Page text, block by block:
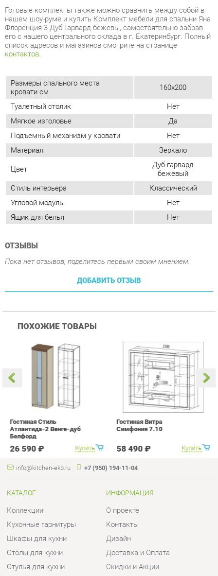
Размеры спального места
кровати см 160x200
Туалетный столик Нет
Мягкое изголовье
Материал
Цвет
бежевый
Стиль интерьера
Классический
Угловой модуль
Нет
Ящик для белья
Нет
ОТЗЫВЫ
Пока нет отзывов, поделитесь первым своим мнением.
ПОХОЖИЕ ТОВАРЫ
Купить
Атлантида-2 Венге-дуб
Купить
Гостиная Витра
Симфония 7.10
58 490 ₽
info@kitchen-ekb.ru +7 (950) 194-11-04
КАТАЛОГ
Коллекции
Кухонные гарнитуры
Шкафы для кухни
Столы для кухни
Стулья для кухни
Мягкая мебель для кухни
Кухонная техника
Комплектующие для кухни
Кухонная сантехника
ИНФОРМАЦИЯ
О проекте
Дизайн
Доставка и Оплата
Скидки и Акции
Политика
Гарантия
Помощь
ГОРОДА